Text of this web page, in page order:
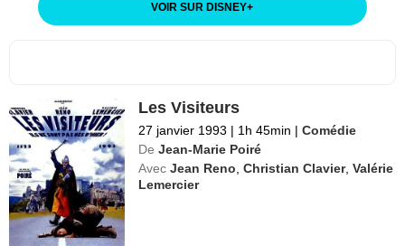
VOIR SUR DISNEY+
Les Visiteurs
27 janvier 1993 | 1h 45min | Comédie
De Jean-Marie Poiré
Avec Jean Reno ,Christian Clavier,Valérie
Lemercier